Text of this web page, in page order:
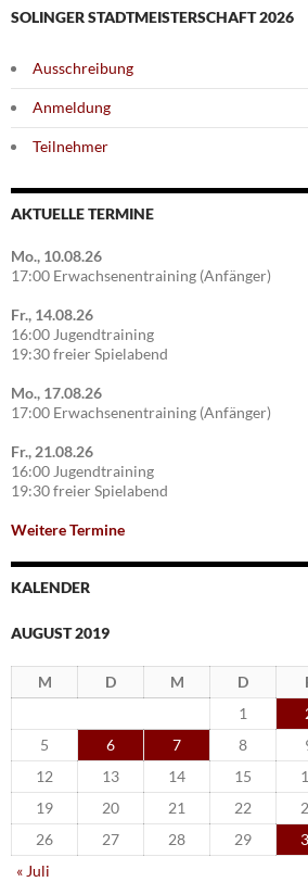
SOLINGER STADTMEISTERSCHAFT 2026
Ausschreibung
Anmeldung
Teilnehmer
AKTUELLE TERMINE
Mo., 10.08.26
17:00 Erwachsenentraining (Anfänger)
Fr., 14.08.26
16:00 Jugendtraining
19:30 freier Spielabend
Mo., 17.08.26
17:00 Erwachsenentraining (Anfänger)
Fr., 21.08.26
16:00 Jugendtraining
19:30 freier Spielabend
Weitere Termine
KALENDER
AUGUST 2019
M D M D
1
5
6 7 8
12
13 14 15
19
20 21 22
26
27 28 29
« Juli